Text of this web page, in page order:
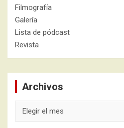
Filmografía
Galería
Lista de pódcast
Revista
Archivos